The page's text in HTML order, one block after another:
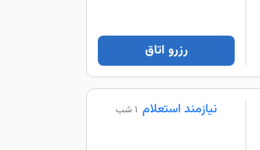
رزرو اتاق
نیازمند استعلام 1 شب